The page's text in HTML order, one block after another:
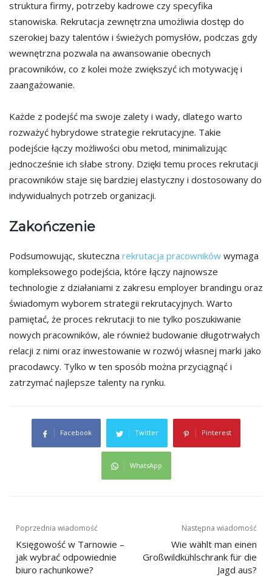
struktura firmy, potrzeby kadrowe czy specyfika
stanowiska. Rekrutacja zewnętrzna umożliwia dostęp do
szerokiej bazy talentów i świeżych pomysłów, podczas gdy
wewnętrzna pozwala na awansowanie obecnych
pracowników, co z kolei może zwiększyć ich motywację i
zaangażowanie.
Każde z podejść ma swoje zalety i wady, dlatego warto
rozważyć hybrydowe strategie rekrutacyjne. Takie
podejście łączy możliwości obu metod, minimalizując
jednocześnie ich słabe strony. Dzięki temu proces rekrutacji
pracowników staje się bardziej elastyczny i dostosowany do
indywidualnych potrzeb organizacji.
Zakończenie
Podsumowując, skuteczna rekrutacja pracowników wymaga
kompleksowego podejścia, które łączy najnowsze
technologie z działaniami z zakresu employer brandingu oraz
świadomym wyborem strategii rekrutacyjnych. Warto
pamiętać, że proces rekrutacji to nie tylko poszukiwanie
nowych pracowników, ale również budowanie długotrwałych
relacji z nimi oraz inwestowanie w rozwój własnej marki jako
pracodawcy. Tylko w ten sposób można przyciągnąć i
zatrzymać najlepsze talenty na rynku.
Facebook Twitter Pinterest
WhatsApp
Nawigacja
wpisu
Poprzednia wiadomość
Księgowość w Tarnowie –
jak wybrać odpowiednie
biuro rachunkowe?
Następna wiadomość
Wie wählt man einen
Großwildkühlschrank für die
Jagd aus?